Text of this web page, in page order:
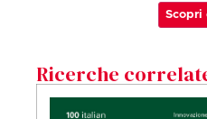
Scopri
Ricerche